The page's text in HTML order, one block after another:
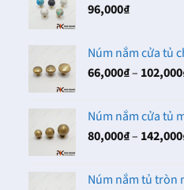
96,000₫
Núm nắm cửa tủ
66,000₫– 102,000
Núm nắm cửa tủ
80,000₫– 142,000
Núm nắm tủ tròn